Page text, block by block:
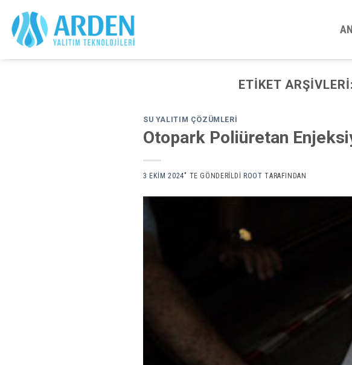
content
ETIKET ARŞIVLERI:
SU YALITIM ÇÖZÜMLERI
Otopark Poliüretan
3 EKIM 2024’' TE GÖNDERILDI ROOT TARAFINDAN